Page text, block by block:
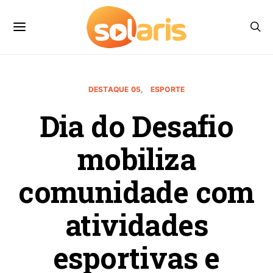
DESTAQUE 05 ESPORTE
Dia do Desafio
mobiliza
comunidade com
atividades
esportivas e